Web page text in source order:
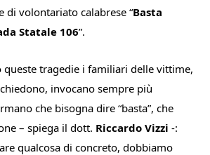
di volontariato calabrese “Basta
Statale 106”.
queste tragedie i familiari delle vittime,
invocano sempre più
che bisogna dire “basta”, che
– spiega il dott. Riccardo Vizzi -:
qualcosa di concreto, dobbiamo